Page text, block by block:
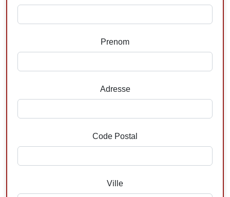
Prenom
Adresse
Code Postal
Ville